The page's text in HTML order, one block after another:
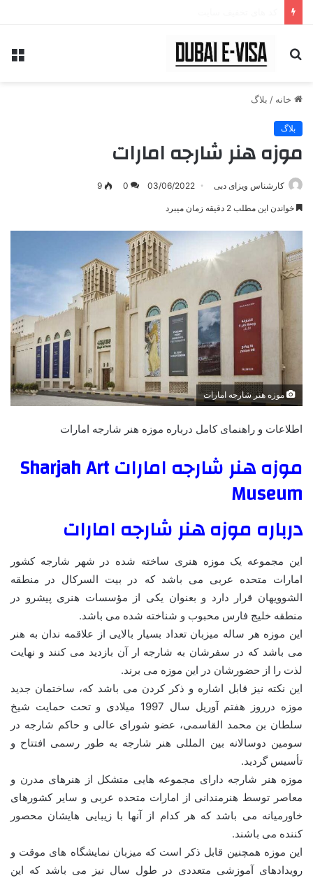
جستجو
خانه / بلاگ
بلاگ
موزه هنر شارجه امارات
کارشناس ویزای دبی 03/06/2022
0
9
خواندن این مطلب 2 دقیقه زمان میبرد
موزه هنر شارجه امارات
اطلاعات و راهنمای کامل درباره موزه هنر شارجه امارات
موزه هنر شارجه امارات Sharjah Art
Museum
درباره موزه هنر شارجه امارات
این مجموعه یک موزه هنری ساخته شده در شهر شارجه کشور
امارات متحده عربی می باشد که در بیت السرکال در منطقه
الشوویهان قرار دارد و بعنوان یکی از مؤسسات هنری پیشرو در
منطقه خلیج فارس محبوب و شناخته شده می باشد.
این موزه هر ساله میزبان تعداد بسیار بالایی از علاقمه ندان به هنر
می باشد که در سفرشان به شارجه ار آن بازدید می کنند و نهایت
لذت را از حضورشان در این موزه می برند.
این نکته نیز قابل اشاره و ذکر کردن می باشد که، ساختمان جدید
موزه درروز هفتم آوریل سال 1997 میلادی و تحت حمایت شیخ
سلطان بن محمد القاسمی، عضو شورای عالی و حاکم شارجه در
سومین دوسالانه بین المللی هنر شارجه به طور رسمی افتتاح و
تأسیس گردید.
موزه هنر شارجه دارای مجموعه هایی متشکل از هنرهای مدرن و
معاصر توسط هنرمندانی از امارات متحده عربی و سایر کشورهای
خاورمیانه می باشد که هر کدام از آنها با زیبایی هایشان محصور
کننده می باشند.
این موزه همچنین قابل ذکر است که میزبان نمایشگاه های موقت و
رویدادهای آموزشی متعددی در طول سال نیز می باشد که این